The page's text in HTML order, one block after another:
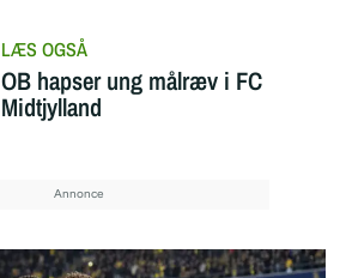
OB hapser ung målræv i FC
Midtjylland